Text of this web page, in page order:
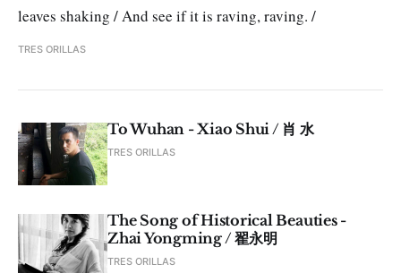
leaves shaking / And see if it is raving, raving. /
TRES ORILLAS
To Wuhan - Xiao Shui / 肖 水
TRES ORILLAS
The Song of Historical Beauties -
Zhai Yongming / 翟永明
TRES ORILLAS